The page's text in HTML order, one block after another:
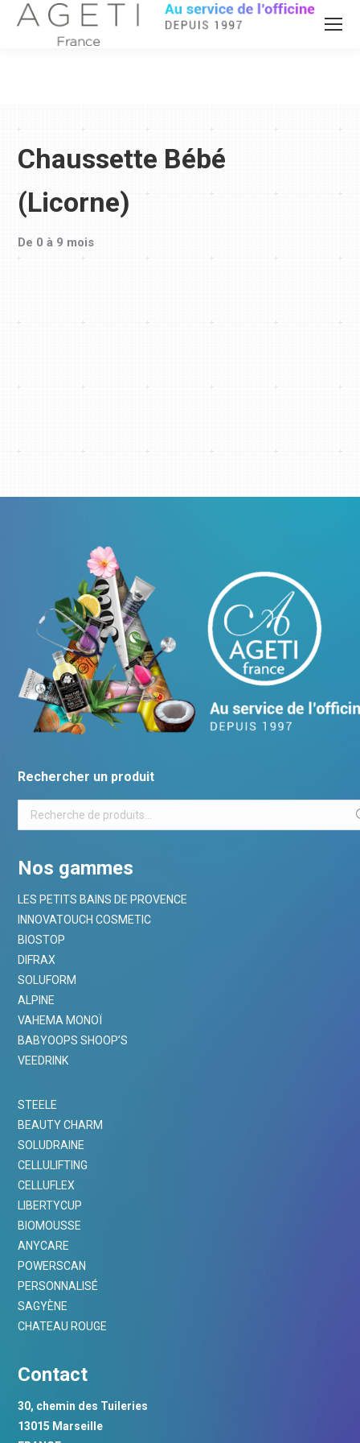
Chaussette Bébé
(Licorne)
De 0 à 9 mois
Rechercher un produit
Nos gammes
LES PETITS BAINS DE PROVENCE
INNOVATOUCH COSMETIC
BIOSTOP
DIFRAX
SOLUFORM
ALPINE
VAHEMA MONOÏ
BABYOOPS SHOOP’S
VEEDRINK
STEELE
BEAUTY CHARM
SOLUDRAINE
CELLULIFTING
CELLUFLEX
LIBERTYCUP
BIOMOUSSE
ANYCARE
POWERSCAN
PERSONNALISÉ
SAGYÈNE
CHATEAU ROUGE
Contact
30, chemin des Tuileries
13015 Marseille